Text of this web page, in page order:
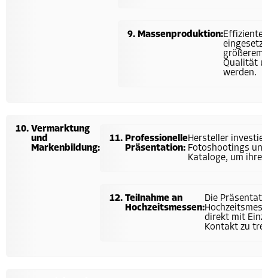
Massenproduktion:Effiziente
größerem
Qualität
werden.
Vermarktung
und
Markenbildung:
Professionelle
Präsentation:
Hersteller
Fotoshootings
Kataloge, um ihre
Teilnahme an
Hochzeitsmessen:
Die
direkt mit
Kontakt zu